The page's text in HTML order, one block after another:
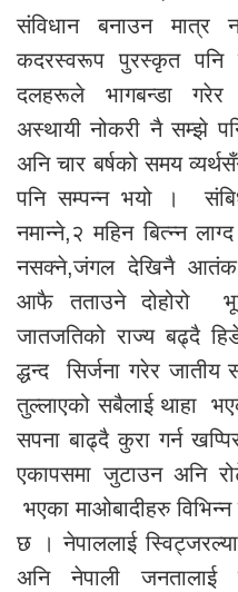
संविधान बनाउन मात्र
कदरस्वरूप पुरस्कृत पनि
दलहरूले भागबन्डा गरेर
अस्थायी नोकरी नै सम्झे
अनि चार बर्षको समय
पनि सम्पन्न भयो ।
नमान्ने,२ महिन बित्न्न
नसक्ने,जंगल देखिनै
आफै तताउने दोहोरो
जातजतिको राज्य बढ्दै
द्धन्द सिर्जना गरेर
तुल्लाएको सबैलाई थाहा
सपना बाढ्दै कुरा गर्न
एकापसमा जुटाउन अनि
भएका माओबादीहरु
छ । नेपाललाई
अनि नेपाली